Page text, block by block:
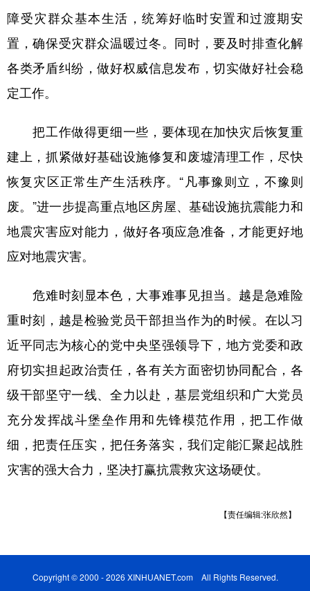
障受灾群众基本生活，统筹好临时安置和过渡期安
置，确保受灾群众温暖过冬。同时，要及时排查化解
各类矛盾纠纷，做好权威信息发布，切实做好社会稳
定工作。
把工作做得更细一些，要体现在加快灾后恢复重
建上，抓紧做好基础设施修复和废墟清理工作，尽快
恢复灾区正常生产生活秩序。“凡事豫则立，不豫则
废。”进一步提高重点地区房屋、基础设施抗震能力和
地震灾害应对能力，做好各项应急准备，才能更好地
应对地震灾害。
危难时刻显本色，大事难事见担当。越是急难险
重时刻，越是检验党员干部担当作为的时候。在以习
近平同志为核心的党中央坚强领导下，地方党委和政
府切实担起政治责任，各有关方面密切协同配合，各
级干部坚守一线、全力以赴，基层党组织和广大党员
充分发挥战斗堡垒作用和先锋模范作用，把工作做
细，把责任压实，把任务落实，我们定能汇聚起战胜
灾害的强大合力，坚决打赢抗震救灾这场硬仗。
【责任编辑:张欣然】
Copyright © 2000 - 2026 XINHUANET.com All Rights Reserved.